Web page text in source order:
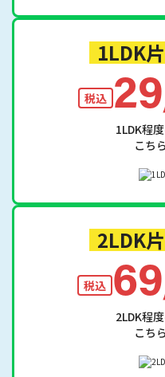
1LDK
税込
1LDK程
こち
2LDK
税込
2LDK程
こち